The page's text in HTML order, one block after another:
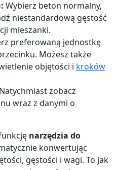
Wybierz beton normalny,
niestandardową gęstość
mieszanki.
preferowaną jednostkę
Możesz także
objętości i kroków
Natychmiast zobacz
wraz z danymi o
narzędzia do
konwertując
gęstości i wagi. To jak